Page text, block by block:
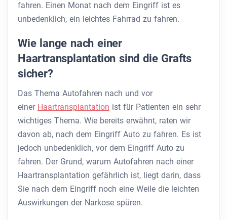
fahren. Einen Monat nach dem Eingriff ist es
unbedenklich, ein leichtes Fahrrad zu fahren.
Wie lange nach einer
Haartransplantation sind die Grafts
sicher?
Das Thema Autofahren nach und vor
einer Haartransplantation ist für Patienten ein sehr
wichtiges Thema. Wie bereits erwähnt, raten wir
davon ab, nach dem Eingriff Auto zu fahren. Es ist
jedoch unbedenklich, vor dem Eingriff Auto zu
fahren. Der Grund, warum Autofahren nach einer
Haartransplantation gefährlich ist, liegt darin, dass
Sie nach dem Eingriff noch eine Weile die leichten
Auswirkungen der Narkose spüren.